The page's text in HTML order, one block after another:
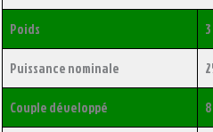
Poids
Puissance nominale
Couple développé